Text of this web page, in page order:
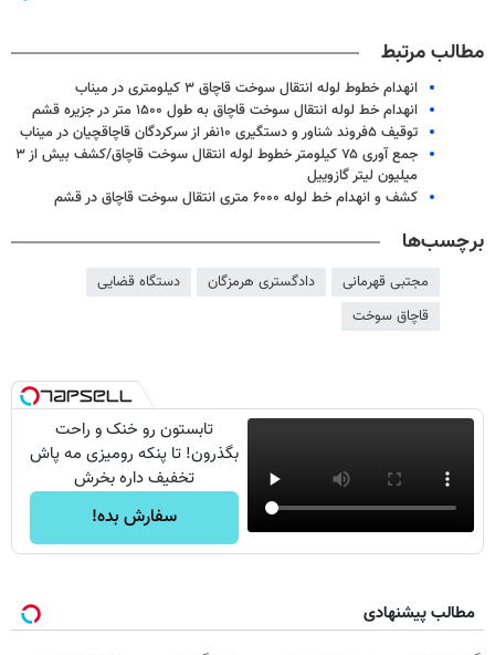
مطالب مرتبط
انهدام خطوط لوله انتقال سوخت قاچاق ۳ کیلومتری در میناب
انهدام خط لوله انتقال سوخت قاچاق به طول ۱۵۰۰ متر در جزیره قشم
توقیف ۵فروند شناور و دستگیری ۱۰نفر از سرکردگان قاچاقچیان در میناب
جمع آوری ۷۵ کیلومتر خطوط لوله انتقال سوخت قاچاق/کشف بیش از ۳
میلیون لیتر گازوییل
کشف و انهدام خط لوله ۶۰۰۰ متری انتقال سوخت قاچاق در قشم
برچسب‌ها
مجتبی قهرمانی دادگستری هرمزگان
دستگاه قضایی
قاچاق سوخت
تابستون رو خنک و راحت
بگذرون! تا پنکه رومیزی مه پاش
تخفیف داره بخرش
سفارش بده!
مطالب پیشنهادی